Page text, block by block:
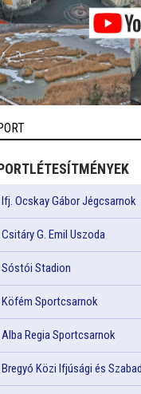
Ifj. Ocskay Gábor Jégcsarnok
Csitáry G. Emil Uszoda
Sóstói Stadion
Köfém Sportcsarnok
Alba Regia Sportcsarnok
Bregyó Közi Ifjúsági és